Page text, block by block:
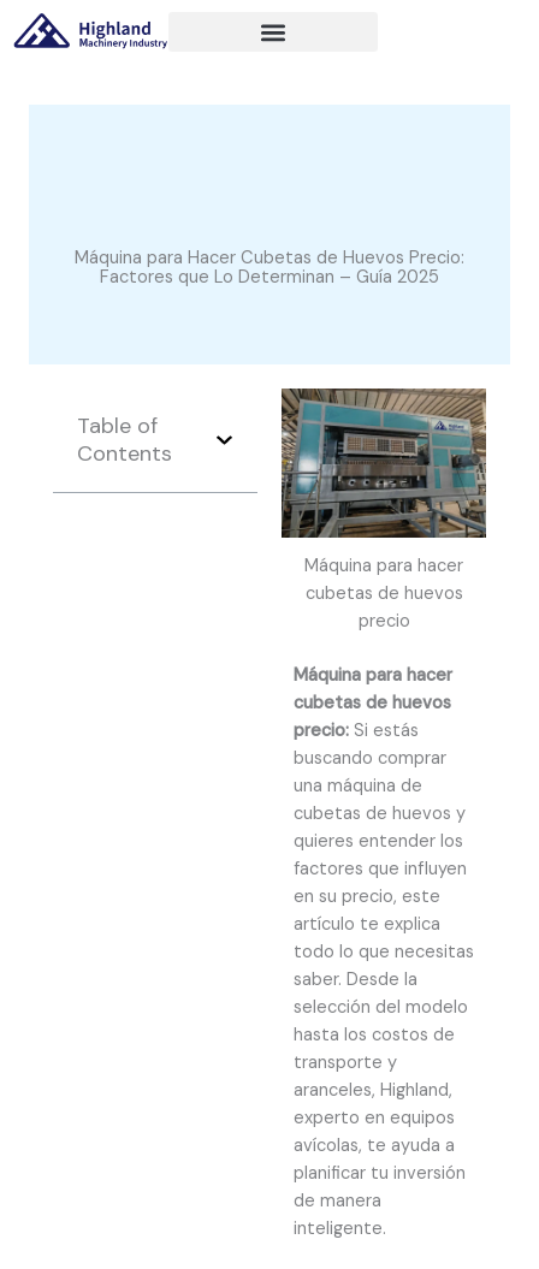
至
Máquina para Hacer Cubetas de Huevos Precio:
Factores que Lo Determinan – Guía 2025
Table of
Contents
Máquina para hacer
cubetas de huevos
precio
Máquina para hacer
cubetas de huevos
precio: Si estás
buscando comprar
una máquina de
cubetas de huevos y
quieres entender los
factores que influyen
en su precio, este
artículo te explica
todo lo que necesitas
saber. Desde la
selección del modelo
hasta los costos de
transporte y
aranceles, Highland,
experto en equipos
avícolas, te ayuda a
planificar tu inversión
de manera
inteligente.